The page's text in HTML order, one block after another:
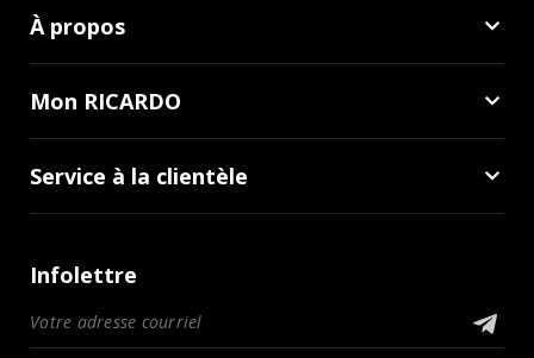
À propos
Mon RICARDO
Service à la clientèle
Infolettre